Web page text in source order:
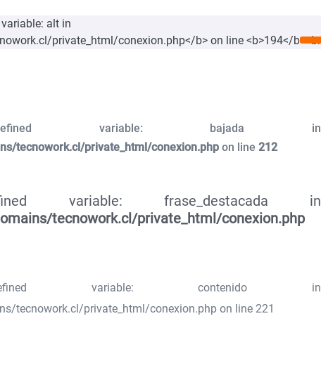
variable: bajada in
tecnowork.cl/private_html/conexion.php on line 212
variable: frase_destacada in
tecnowork.cl/private_html/conexion.php
variable: contenido in
tecnowork.cl/private_html/conexion.php on line 221